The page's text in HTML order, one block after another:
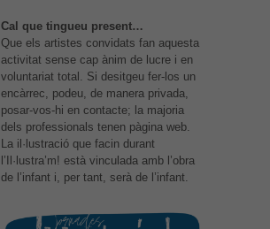
Cal que tingueu present…
Que els artistes convidats fan aquesta
activitat sense cap ànim de lucre i en
voluntariat total. Si desitgeu fer-los un
encàrrec, podeu, de manera privada,
posar-vos-hi en contacte; la majoria
dels professionals tenen pàgina web.
La il·lustració que facin durant
l’Il·lustra’m! està vinculada amb l’obra
de l’infant i, per tant, serà de l’infant.